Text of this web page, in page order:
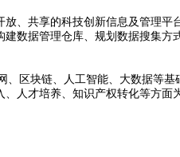
共享的科技创新信息及管理平
数据管理仓库、规划数据搜集方
区块链、人工智能、大数据等基
人才培养、知识产权转化等方面